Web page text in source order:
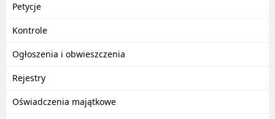
Petycje
Kontrole
Ogłoszenia i obwieszczenia
Rejestry
Oświadczenia majątkowe